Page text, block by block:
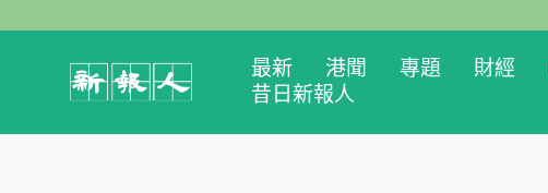
最新 港聞 專題 財經
昔日新報人